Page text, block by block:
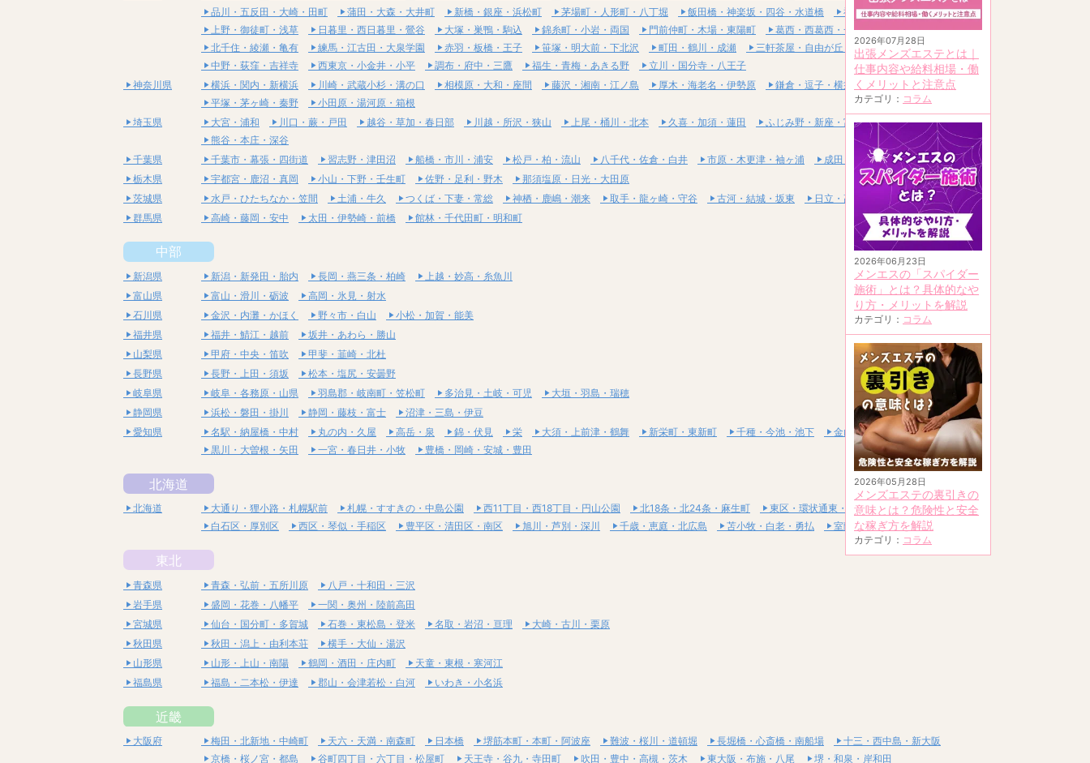
2026年07月28日
出張メンズエステとは｜
仕事内容や給料相場・働
くメリットと注意点
カテゴリ： コラム
2026年06月23日
メンエスの「スパイダー
施術」とは？具体的なや
り方・メリットを解説
カテゴリ： コラム
2026年05月28日
メンズエステの裏引きの
意味とは？危険性と安全
な稼ぎ方を解説
カテゴリ： コラム
品川・五反田・大崎・田町
蒲田・大森・大井町 新橋・銀座・浜松町 茅場町・人形町・八丁堀 飯田橋・神楽坂・四谷・水道橋
神田・秋葉原・浅草橋
上野・御徒町・浅草
日暮里・西日暮里・鶯谷 大塚・巣鴨・駒込 錦糸町・小岩・両国 門前仲町・木場・東陽町
葛西・西葛西・一之江
北千住・綾瀬・亀有
練馬・江古田・大泉学園 赤羽・板橋・王子 笹塚・明大前・下北沢 町田・鶴川・成瀬
三軒茶屋・自由が丘・二子玉川
中野・荻窪・吉祥寺
西東京・小金井・小平 調布・府中・三鷹 福生・青梅・あきる野
立川・国分寺・八王子
神奈川県
横浜・関内・新横浜 川崎・武蔵小杉・溝の口 相模原・大和・座間 藤沢・湘南・江ノ島 厚木・海老名・伊勢原
鎌倉・逗子・横須賀
平塚・茅ヶ崎・秦野
小田原・湯河原・箱根
埼玉県
大宮・浦和 川口・蕨・戸田 越谷・草加・春日部 川越・所沢・狭山 上尾・桶川・北本 久喜・加須・蓮田
ふじみ野・新座・富士見
熊谷・本庄・深谷
千葉県
千葉市・幕張・四街道 習志野・津田沼 船橋・市川・浦安 松戸・柏・流山 八千代・佐倉・白井 市原・木更津・袖ヶ浦
成田・富里・印西
栃木県
宇都宮・鹿沼・真岡 小山・下野・壬生町 佐野・足利・野木
那須塩原・日光・大田原
茨城県
水戸・ひたちなか・笠間 土浦・牛久 つくば・下妻・常総 神栖・鹿嶋・潮来 取手・龍ヶ崎・守谷 古河・結城・坂東
日立・高萩・常陸太田
群馬県
高崎・藤岡・安中 太田・伊勢崎・前橋 館林・千代田町・明和町
中部
新潟県 新潟・新発田・胎内 長岡・燕三条・柏崎
上越・妙高・糸魚川
富山県
富山・滑川・砺波
高岡・氷見・射水
石川県
金沢・内灘・かほく 野々市・白山
小松・加賀・能美
福井県
福井・鯖江・越前
坂井・あわら・勝山
山梨県
甲府・中央・笛吹
甲斐・韮崎・北杜
長野県
長野・上田・須坂
松本・塩尻・安曇野
岐阜県
岐阜・各務原・山県 羽島郡・岐南町・笠松町 多治見・土岐・可児
大垣・羽島・瑞穂
静岡県
浜松・磐田・掛川 静岡・藤枝・富士
沼津・三島・伊豆
愛知県
名駅・納屋橋・中村 丸の内・久屋 高岳・泉 錦・伏見 栄 大須・上前津・鶴舞 新栄町・東新町 千種・今池・池下
金山・熱田
黒川・大曽根・矢田
一宮・春日井・小牧 豊橋・岡崎・安城・豊田
北海道
北海道 大通り・狸小路・札幌駅前 札幌・すすきの・中島公園 西11丁目・西18丁目・円山公園 北18条・北24条・麻生町
東区・環状通東・新道東
白石区・厚別区
西区・琴似・手稲区 豊平区・清田区・南区 旭川・芦別・深川 千歳・恵庭・北広島 苫小牧・白老・勇払 室蘭・登別・伊達
東北
青森県 青森・弘前・五所川原
八戸・十和田・三沢
岩手県
盛岡・花巻・八幡平
一関・奥州・陸前高田
宮城県
仙台・国分町・多賀城 石巻・東松島・登米 名取・岩沼・亘理
大崎・古川・栗原
秋田県
秋田・潟上・由利本荘
横手・大仙・湯沢
山形県
山形・上山・南陽 鶴岡・酒田・庄内町
天童・東根・寒河江
福島県
福島・二本松・伊達 郡山・会津若松・白河 いわき・小名浜
近畿
大阪府 梅田・北新地・中崎町 天六・天満・南森町 日本橋 堺筋本町・本町・阿波座 難波・桜川・道頓堀 長堀橋・心斎橋・南船場
十三・西中島・新大阪
京橋・桜ノ宮・都島
谷町四丁目・六丁目・松屋町 天王寺・谷九・寺田町 吹田・豊中・高槻・茨木 東大阪・布施・八尾 堺・和泉・岸和田